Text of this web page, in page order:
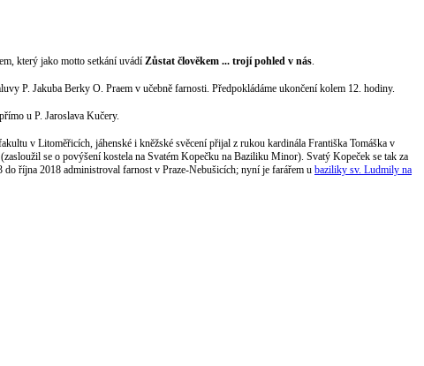
který jako motto setkání uvádí Zůstat člověkem ... trojí pohled v nás
P. Jakuba Berky O. Praem v učebně farnosti. Předpokládáme ukončení kolem 12. hodiny.
u P. Jaroslava Kučery.
v Litoměřicích, jáhenské i kněžské svěcení přijal z rukou kardinála Františka Tomáška v
se o povýšení kostela na Svatém Kopečku na Baziliku Minor). Svatý Kopeček se tak za
října 2018 administroval farnost v Praze-Nebušicích; nyní je farářem u baziliky sv. Ludmily na